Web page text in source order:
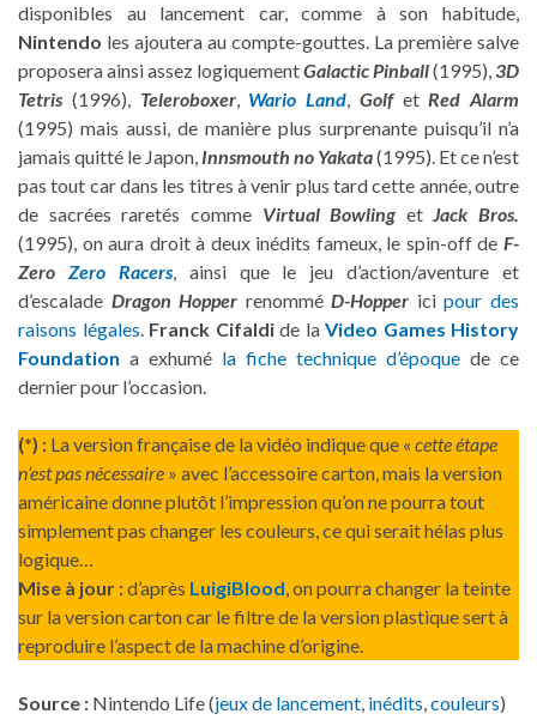
disponibles au lancement car, comme à son habitude,
Nintendo les ajoutera au compte-gouttes. La première salve
proposera ainsi assez logiquementGalactic Pinball(1995),3D
Tetris (1996), Teleroboxer, Wario Land, GolfetRed Alarm
(1995) mais aussi, de manière plus surprenante puisqu’il n’a
jamais quitté le Japon, Innsmouth no Yakata(1995). Et ce n’est
pas tout car dans les titres à venir plus tard cette année, outre
de sacrées raretés comme Virtual Bowling etJack Bros.
(1995), on aura droit à deux inédits fameux, le spin-off de F-
Zero Zero Racers, ainsi que le jeu d’action/aventure et
d’escalade Dragon Hopper renomméD-Hopper icipour des
raisons légales. Franck Cifaldide la Video Games History
Foundation a exhumé la fiche technique d’époque de ce
dernier pour l’occasion.
(*) : La version française de la vidéo indique que « cette étape
n’est pas nécessaire » avec l’accessoire carton, mais la version
américaine donne plutôt l’impression qu’on ne pourra tout
simplement pas changer les couleurs, ce qui serait hélas plus
logique…
Mise à jour :d’après LuigiBlood, on pourra changer la teinte
sur la version carton car le filtre de la version plastique sert à
reproduire l’aspect de la machine d’origine.
Source : Nintendo Life (jeux de lancement, inédits,couleurs)